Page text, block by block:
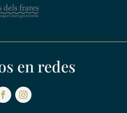
en redes